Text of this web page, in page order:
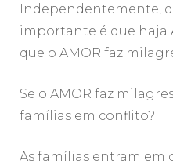
Independentemente,
importante é que haja
que o AMOR faz
Se o AMOR faz
famílias em conflito?
As famílias entram em